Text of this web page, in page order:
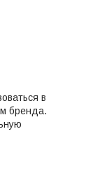
в
бренда.